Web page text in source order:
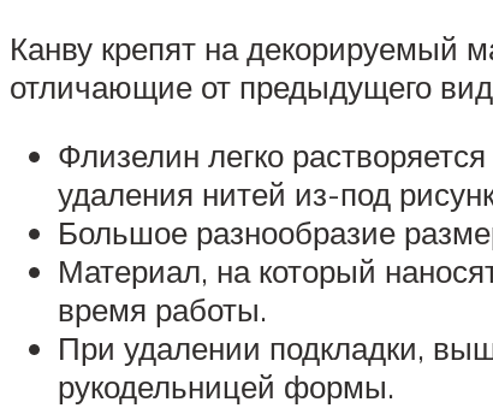
Канву крепят на декорируемый
отличающие от предыдущего
Флизелин легко
удаления нитей из-под
Большое разнообразие
Материал, на который
время работы.
При удалении подкладки,
рукодельницей формы.